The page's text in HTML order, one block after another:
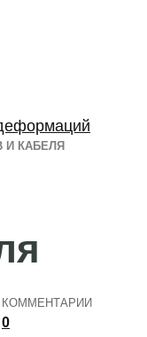
КАБЕЛЯ
КОММЕНТАРИИ
0